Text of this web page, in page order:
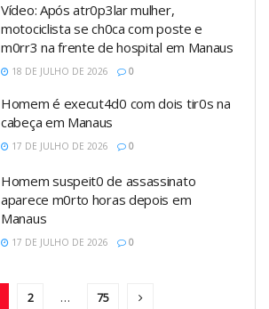
Vídeo: Após atr0p3lar mulher,
motociclista se ch0ca com poste e
m0rr3 na frente de hospital em Manaus
18 DE JULHO DE 2026 0
Homem é execut4d0 com dois tir0s na
cabeça em Manaus
17 DE JULHO DE 2026 0
Homem suspeit0 de assassinato
aparece m0rto horas depois em
Manaus
17 DE JULHO DE 2026 0
2 … 75